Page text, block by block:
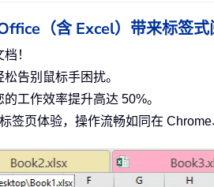
（含 Excel）带来标签式
！
告别鼠标手困扰。
工作效率提升高达 50%。
签页体验，操作流畅如同在